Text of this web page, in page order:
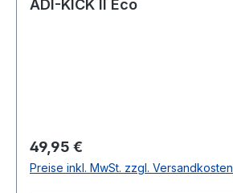
ADI-KICK II Eco
Regulärer Preis:
49,95 €
Preise inkl. MwSt. zzgl. Versandkosten